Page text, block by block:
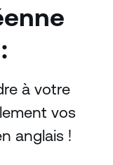
à votre
vos
anglais !